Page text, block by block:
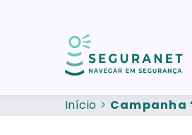
Início Campanha